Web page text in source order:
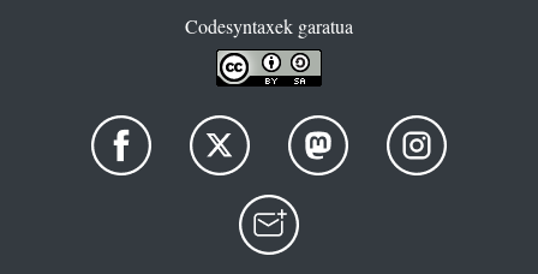
Codesyntaxek garatua